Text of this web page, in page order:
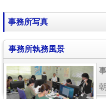
事務所写真
事務所執務風景